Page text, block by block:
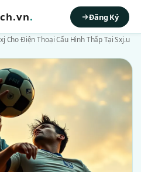
. Đăng Ký
Cho Điện Thoại Cấu Hình Thấp Tại Sxj.u